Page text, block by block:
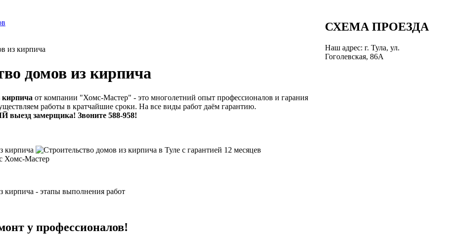
из кирпича
домов из кирпича
кирпича от компании "Хомс-Мастер" - это многолетний опыт профессионалов и гарания
работы в кратчайшие сроки. На все виды работ даём гарантию.
замерщика! Звоните 588-958!
у профессионалов!
СХЕМА ПРОЕЗДА
Наш адрес: г. Тула, ул.
Гоголевская, 86А